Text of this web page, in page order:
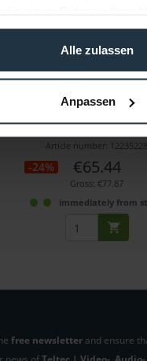
haben.
Alle zulassen
Anpassen
Sachtler Sideload Platte
Kameraplatte für DV1, FSB2/4/6/
Article number: 12235228
-24% €65.44
Gross: €77.87
immediately from
free newsletter and ensure